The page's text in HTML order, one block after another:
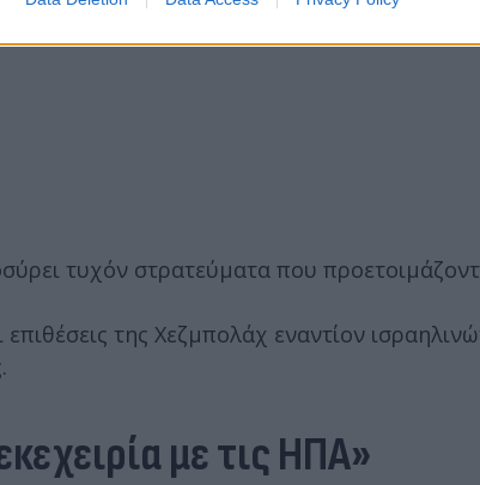
τυχόν στρατεύματα που
της Χεζμπολάχ εναντίον
με τις ΗΠΑ»